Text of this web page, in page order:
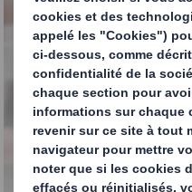
Bag in